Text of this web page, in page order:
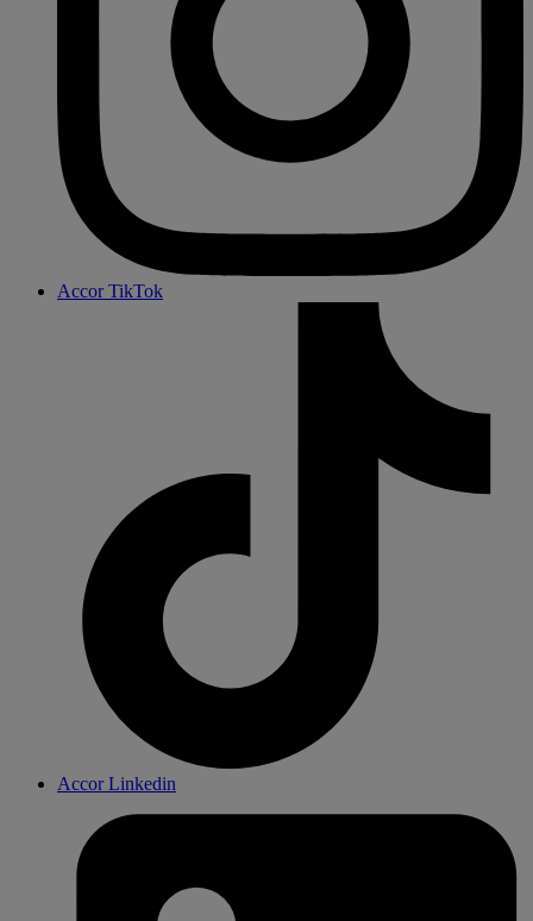
Accor TikTok
Accor Linkedin